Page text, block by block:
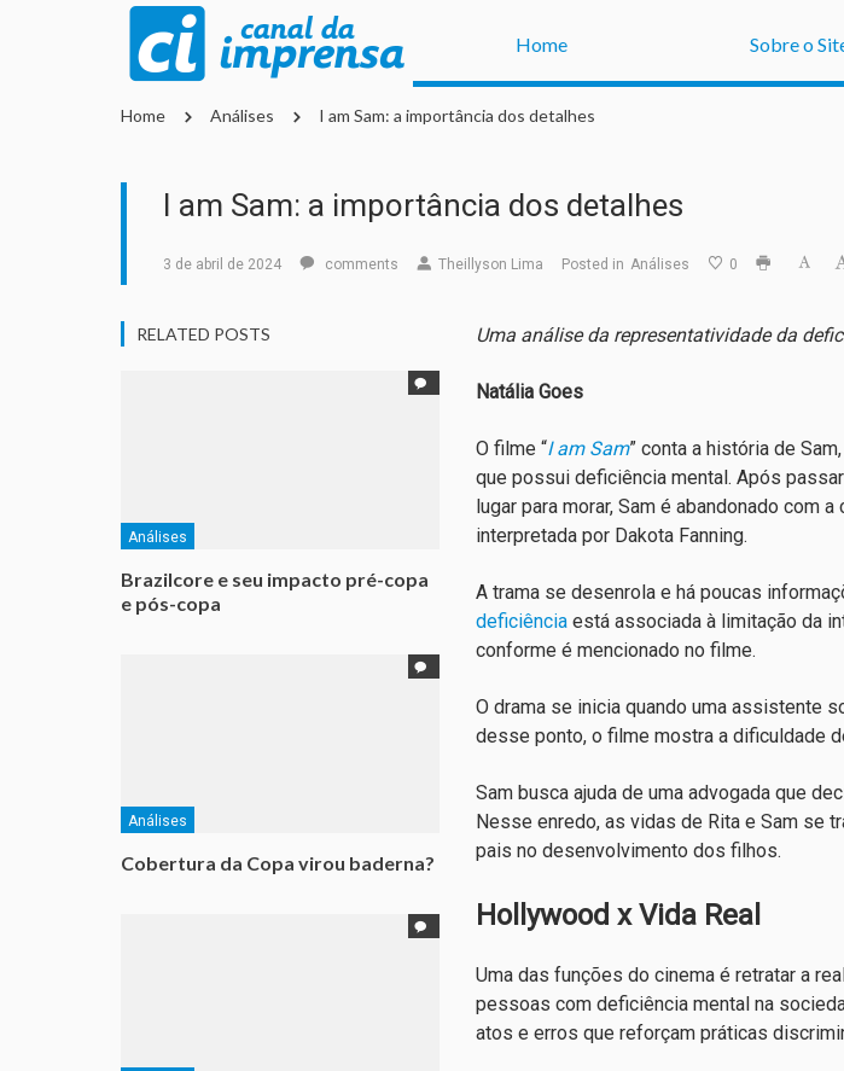
Home Sobre o
Home Análises I am Sam: a importância dos detalhes
I am Sam: a importância dos detalhes
3 de abril de 2024 comments Theillyson Lima Posted in Análises 0
Uma análise da representatividade da
Natália Goes
O filme “I am Sam” conta a história de
que possui deficiência mental. Após
lugar para morar, Sam é abandonado com
interpretada por Dakota Fanning.
A trama se desenrola e há poucas
deficiênciaestá associada à limitação da
conforme é mencionado no filme.
O drama se inicia quando uma assistente
desse ponto, o filme mostra a dificuldade
Sam busca ajuda de uma advogada que
Nesse enredo, as vidas de Rita e Sam se
pais no desenvolvimento dos filhos.
Hollywood x Vida Real
Uma das funções do cinema é retratar a
pessoas com deficiência mental na
atos e erros que reforçam práticas
RELATED POSTS
Análises
Brazilcore e seu impacto pré-copa
e pós-copa
Análises
Cobertura da Copa virou baderna?